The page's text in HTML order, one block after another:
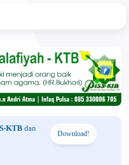
KTB dan
Download!